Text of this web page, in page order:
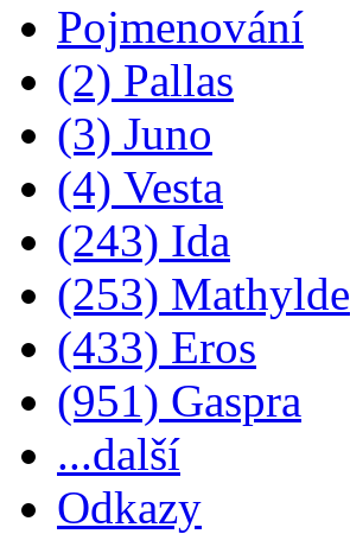
Pojmenování
(2) Pallas
(3) Juno
(4) Vesta
(243) Ida
(253) Mathylde
(433) Eros
(951) Gaspra
...další
Odkazy